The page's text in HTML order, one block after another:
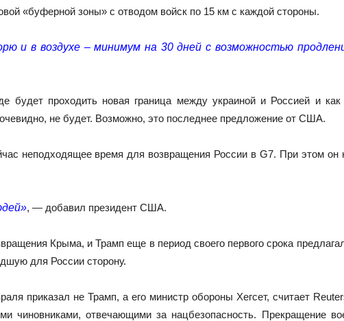
«буферной зоны» с отводом войск по 15 км с каждой стороны.
и в воздухе – минимум на 30 дней с возможностью
будет проходить новая граница между украиной и Россией и как
не будет. Возможно, это последнее предложение от США.
неподходящее время для возвращения России в G7. При этом он
, — добавил президент США.
Крыма, и Трамп еще в период своего первого срока
для России сторону.
приказал не Трамп, а его министр обороны Хегсет, считает
чиновниками, отвечающими за нацбезопасность. Прекращение